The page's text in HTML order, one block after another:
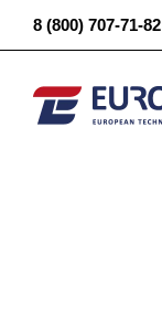
8 (800) 707-71-82